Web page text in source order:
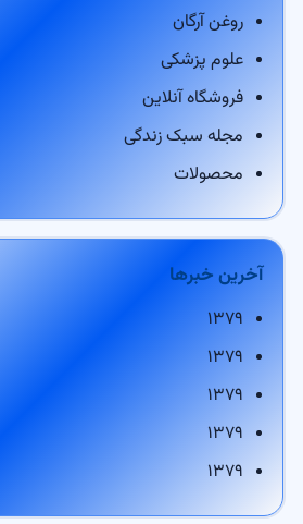
روغن آرگان
علوم پزشکی
فروشگاه آنلاین
مجله سبک زندگی
محصولات
آخرین خبرها
۱۳۷۹
۱۳۷۹
۱۳۷۹
۱۳۷۹
۱۳۷۹